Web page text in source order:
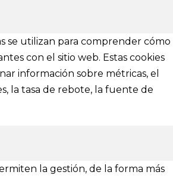
se utilizan para comprender cómo
con el sitio web. Estas cookies
información sobre métricas, el
la tasa de rebote, la fuente de
la gestión, de la forma más